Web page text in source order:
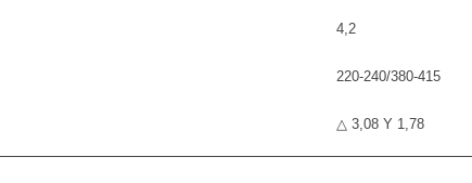
4,2
220-240/380-415
△ 3,08 Y 1,78